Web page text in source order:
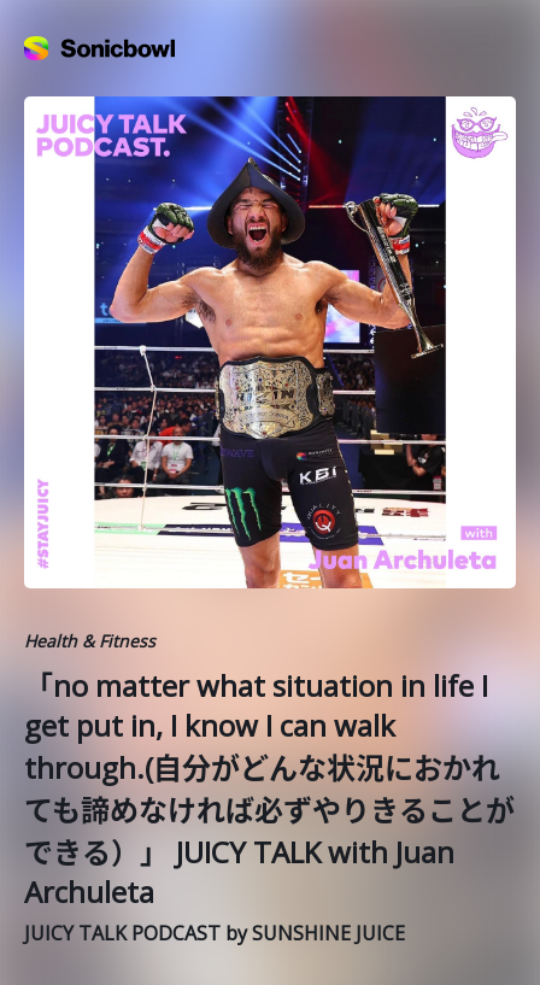
Health & Fitness
「no matter what situation in life I
get put in, I know I can walk
through.(自分がどんな状況におかれ
ても諦めなければ必ずやりきることが
できる）」 JUICY TALK with Juan
Archuleta
JUICY TALK PODCAST by SUNSHINE JUICE